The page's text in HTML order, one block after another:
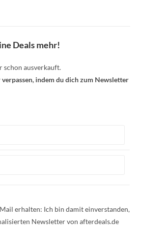
Deals mehr!
schon ausverkauft.
indem du dich zum Newsletter
erhalten: Ich bin damit einverstanden,
Newsletter von afterdeals.de